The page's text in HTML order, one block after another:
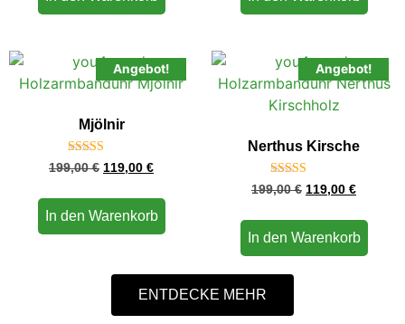
Angebot!
Mjölnir
Bewertet
mit
von 5
199,00€ 119,00 €
In den Warenkorb
Angebot!
Nerthus Kirsche
Bewertet
mit
von 5
199,00€ 119,00 €
In den Warenkorb
ENTDECKE MEHR